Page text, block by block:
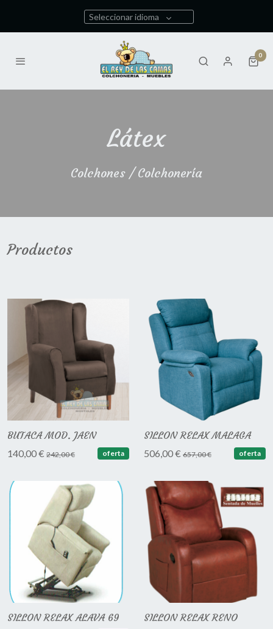
Seleccionar idioma
0
Látex
Colchones / Colchonería
Productos
BUTACA MOD. JAEN
140,00 € 242,00 € oferta
SILLON RELAX MALAGA
506,00 € 657,00 € oferta
SILLON RELAX ALAVA 69 SILLON RELAX RENO